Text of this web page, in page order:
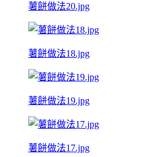
薯餅做法20.jpg
薯餅做法18.jpg
薯餅做法19.jpg
薯餅做法17.jpg